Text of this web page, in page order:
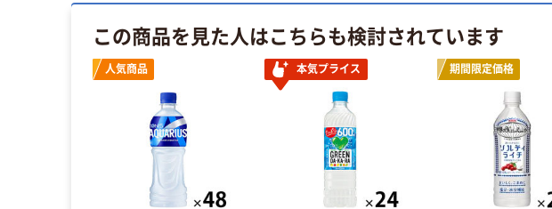
この商品を見た人はこちらも検討されています
人気商品 本気プライス 期間限定価格